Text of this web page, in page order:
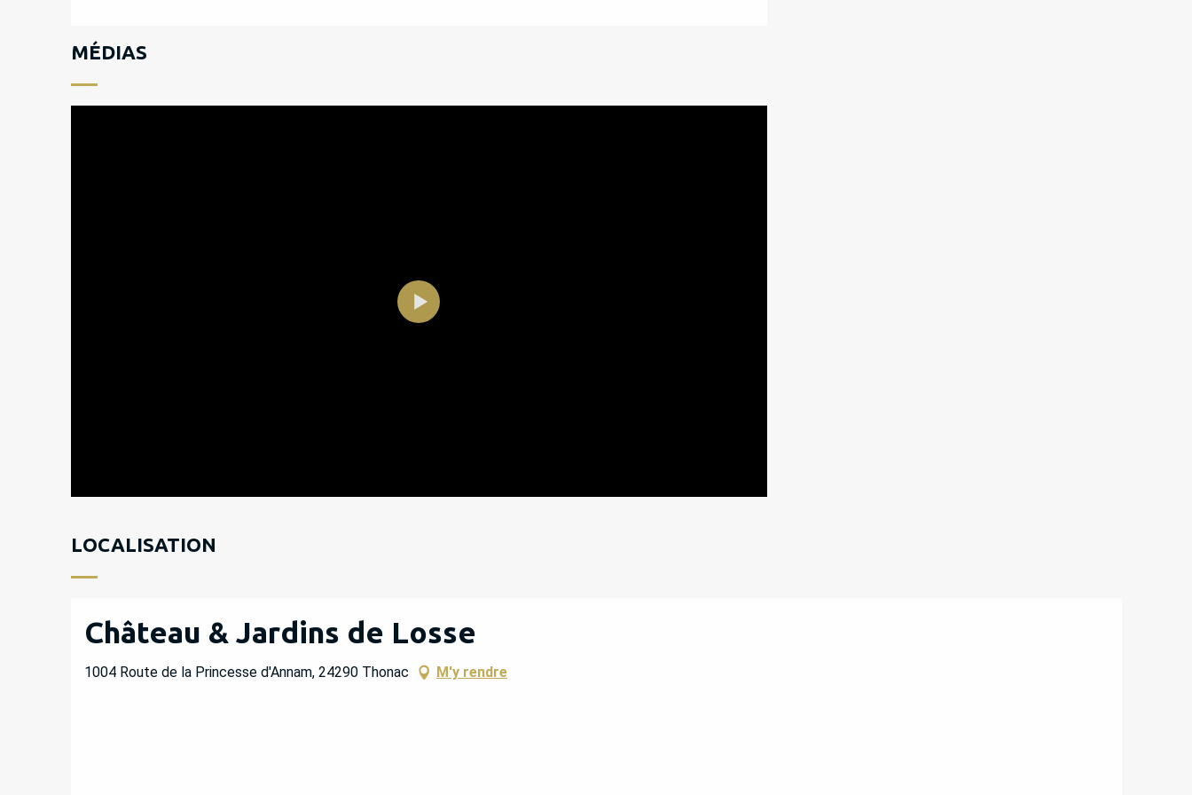
MÉDIAS
LOCALISATION
Château & Jardins de Losse
1004 Route de la Princesse d'Annam, 24290 Thonac M'y rendre